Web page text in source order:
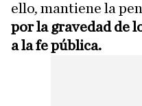
ello, mantiene la
por la gravedad de
a la fe pública.